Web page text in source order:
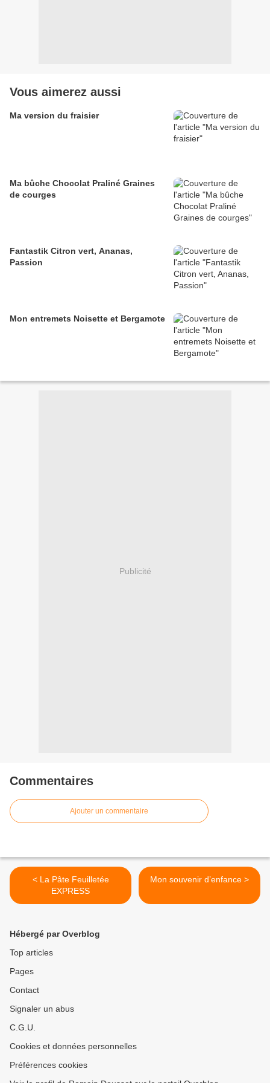
Vous aimerez aussi
Ma version du fraisier
Ma bûche Chocolat Praliné Graines
de courges
Fantastik Citron vert, Ananas,
Passion
Mon entremets Noisette et Bergamote
Publicité
Commentaires
Ajouter un commentaire
< La Pâte Feuilletée
EXPRESS
Mon souvenir d’enfance >
Hébergé par Overblog
Top articles
Pages
Contact
Signaler un abus
C.G.U.
Cookies et données personnelles
Préférences cookies